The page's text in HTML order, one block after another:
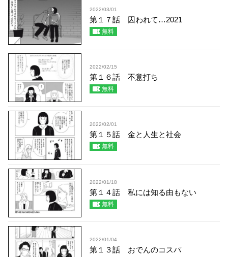
2022/03/01
第１７話 囚われて…2021
無料
2022/02/15
第１６話 不意打ち
無料
2022/02/01
第１５話 金と人生と社会
無料
2022/01/18
第１４話 私には知る由もない
無料
2022/01/04
第１３話 おでんのコスパ